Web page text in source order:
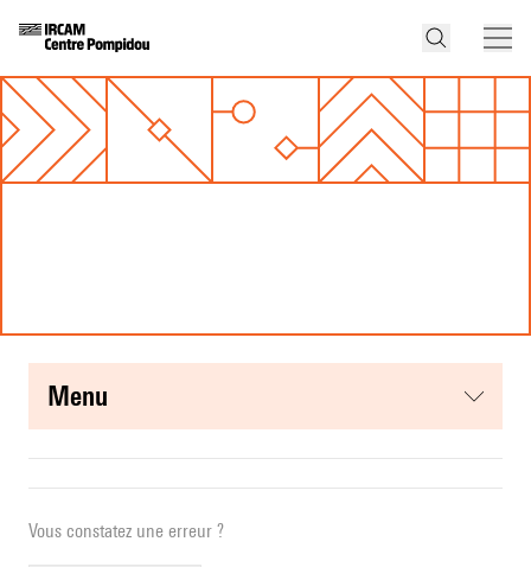
menu
Vous constatez une erreur ?